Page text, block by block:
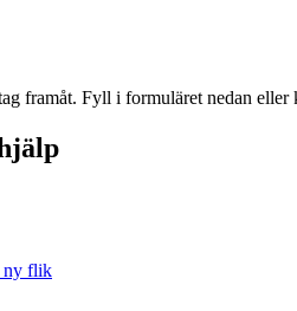
framåt. Fyll i formuläret nedan
ny flik